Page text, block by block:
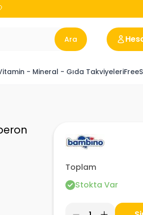
Ara
- Mineral - Gıda Takviyeleri
Toplam
Stokta Var